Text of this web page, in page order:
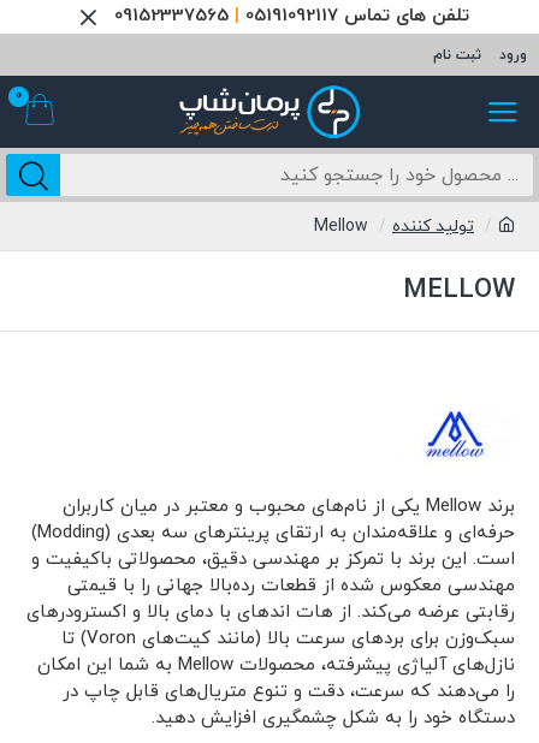
تلفن های تماس 05191092117 09152337565
ورود ثبت نام
0
تولید کننده Mellow
MELLOW
برند Mellow یکی از نام‌های محبوب و معتبر در میان کاربران
حرفه‌ای و علاقه‌مندان به ارتقای پرینترهای سه بعدی (Modding)
است. این برند با تمرکز بر مهندسی دقیق، محصولاتی باکیفیت و
مهندسی معکوس شده از قطعات رده‌بالا جهانی را با قیمتی
رقابتی عرضه می‌کند. از هات اندهای با دمای بالا و اکسترودرهای
سبک‌وزن برای بردهای سرعت بالا (مانند کیت‌های Voron) تا
نازل‌های آلیاژی پیشرفته، محصولات Mellow به شما این امکان
را می‌دهند که سرعت، دقت و تنوع متریال‌های قابل چاپ در
دستگاه خود را به شکل چشمگیری افزایش دهید.